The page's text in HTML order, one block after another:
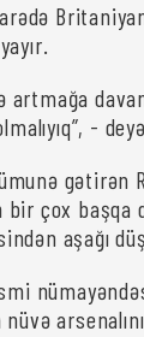
artmağa
-
bir çox başqa
aşağı